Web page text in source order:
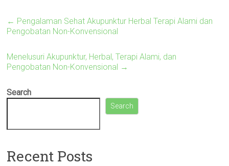
← Pengalaman Sehat Akupunktur Herbal Terapi Alami dan
Pengobatan Non-Konvensional
Menelusuri Akupunktur, Herbal, Terapi Alami, dan
Pengobatan Non-Konvensional →
Search
Search
Recent Posts